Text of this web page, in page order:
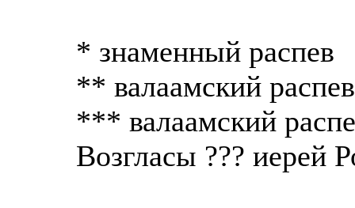
* знаменный распев
** валаамский распев
*** валаамский
Возгласы ??? иерей